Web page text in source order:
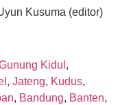
Kusuma (editor)
Kidul ,
, Jateng, Kudus,
, Bandung, Banten,